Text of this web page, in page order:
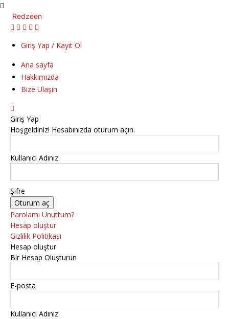
Redzeen
Giriş Yap / Kayıt Ol
Ana sayfa
Hakkımızda
Bize Ulaşın
Giriş Yap
Hoşgeldiniz! Hesabınızda oturum açın.
Kullanıcı Adınız
Şifre
Parolamı Unuttum?
Hesap oluştur
Gizlilik Politikası
Hesap oluştur
Bir Hesap Oluşturun
E-posta
Kullanıcı Adınız